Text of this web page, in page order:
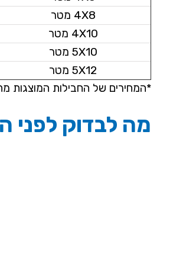
4X8 מטר
4X10 מטר
5X10 מטר
5X12 מטר
*המחירים של החבילות המוצגות
מה לבדוק לפני